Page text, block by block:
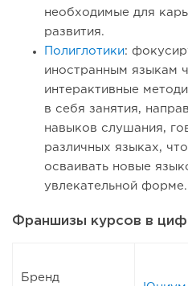
необходимые для
развития.
Полиглотики:
иностранным языкам
интерактивные
в себя занятия,
навыков слушания,
различных языках,
осваивать новые
увлекательной форме.
Франшизы курсов в
Бренд